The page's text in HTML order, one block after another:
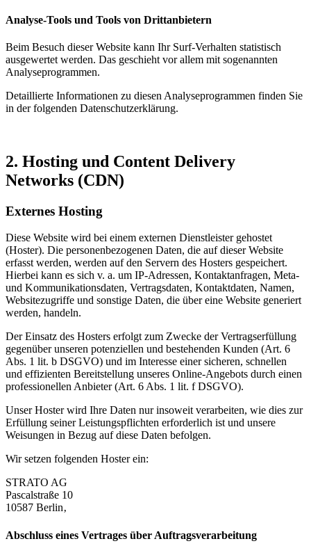
Analyse-Tools und Tools von Drittanbietern
Beim Besuch dieser Website kann Ihr Surf-Verhalten statistisch
ausgewertet werden. Das geschieht vor allem mit sogenannten
Analyseprogrammen.
Detaillierte Informationen zu diesen Analyseprogrammen finden Sie
in der folgenden Datenschutzerklärung.
2. Hosting und Content Delivery
Networks (CDN)
Externes Hosting
Diese Website wird bei einem externen Dienstleister gehostet
(Hoster). Die personenbezogenen Daten, die auf dieser Website
erfasst werden, werden auf den Servern des Hosters gespeichert.
Hierbei kann es sich v. a. um IP-Adressen, Kontaktanfragen, Meta-
und Kommunikationsdaten, Vertragsdaten, Kontaktdaten, Namen,
Websitezugriffe und sonstige Daten, die über eine Website generiert
werden, handeln.
Der Einsatz des Hosters erfolgt zum Zwecke der Vertragserfüllung
gegenüber unseren potenziellen und bestehenden Kunden (Art. 6
Abs. 1 lit. b DSGVO) und im Interesse einer sicheren, schnellen
und effizienten Bereitstellung unseres Online-Angebots durch einen
professionellen Anbieter (Art. 6 Abs. 1 lit. f DSGVO).
Unser Hoster wird Ihre Daten nur insoweit verarbeiten, wie dies zur
Erfüllung seiner Leistungspflichten erforderlich ist und unsere
Weisungen in Bezug auf diese Daten befolgen.
Wir setzen folgenden Hoster ein:
STRATO AG
Pascalstraße 10
10587 Berlin‚
Abschluss eines Vertrages über Auftragsverarbeitung